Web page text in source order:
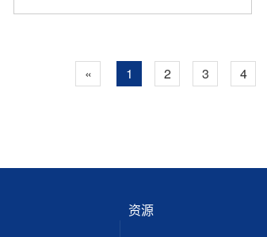
« 1 2 3 4
资源